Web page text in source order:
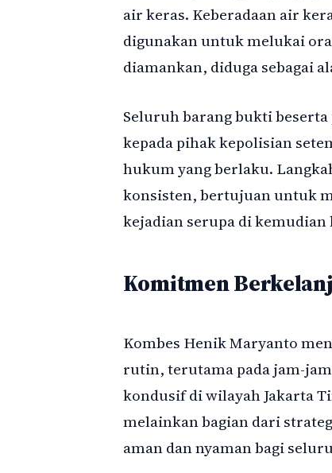
air keras. Keberadaan air
digunakan untuk melukai
diamankan, diduga sebagai
Seluruh barang bukti
kepada pihak kepolisian
hukum yang berlaku.
konsisten, bertujuan untuk
kejadian serupa di kemudian
Komitmen
Kombes Henik Maryanto
rutin, terutama pada jam-
kondusif di wilayah Jakarta
melainkan bagian dari
aman dan nyaman bagi